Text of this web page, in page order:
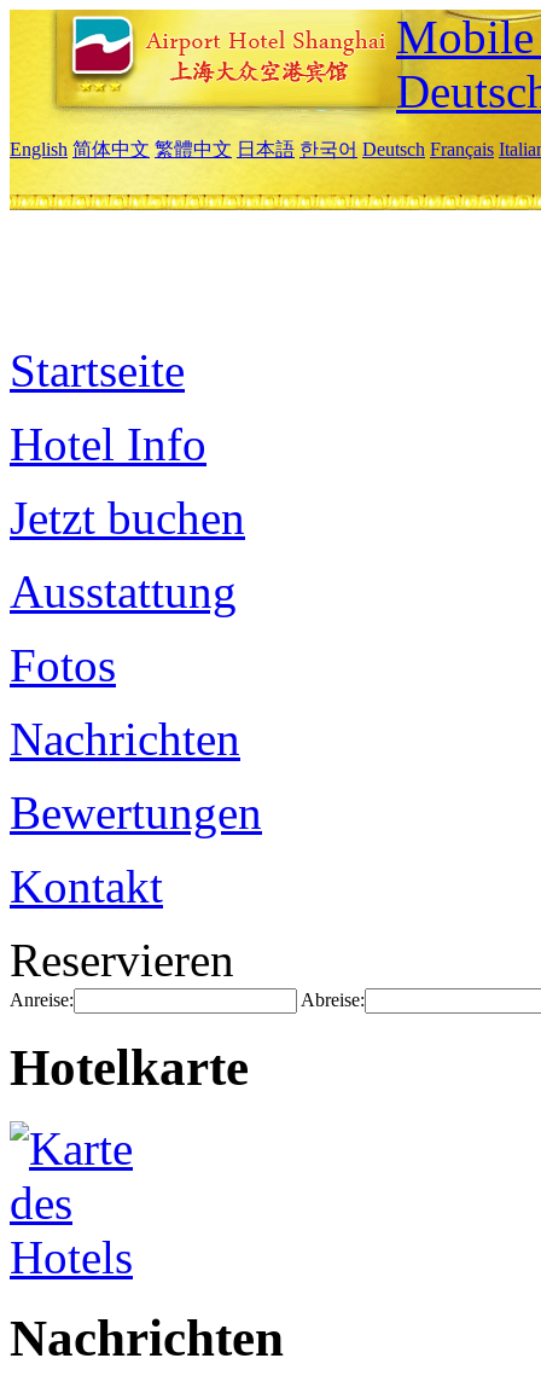
Mobile
English 简体中文 繁體中文 日本語 한국어 Deutsch Français
Startseite
Hotel Info
Jetzt buchen
Ausstattung
Fotos
Nachrichten
Bewertungen
Kontakt
Reservieren
Anreise: Abreise:
Hotelkarte
Nachrichten